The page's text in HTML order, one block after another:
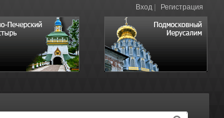
Вход Регистрация